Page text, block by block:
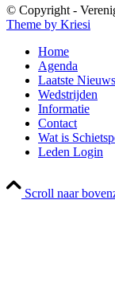
© Copyright -
Theme by Kriesi
Home
Agenda
Laatste Nieuws
Wedstrijden
Informatie
Contact
Wat is
Leden Login
Scroll naar